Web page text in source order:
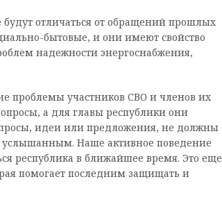
будут отличаться от обращений прошлых
бытовые, и они имеют свойство
надежности энергоснабжения,
проблемы участников СВО и членов их
а для главы республики они
идеи или предложения, не должны
услышанным. Наше активное поведение
республика в ближайшее время. Это еще
помогает последним защищать и